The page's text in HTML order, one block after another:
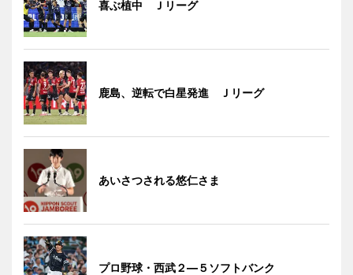
喜ぶ植中 Ｊリーグ
鹿島、逆転で白星発進 Ｊリーグ
あいさつされる悠仁さま
プロ野球・西武２―５ソフトバンク